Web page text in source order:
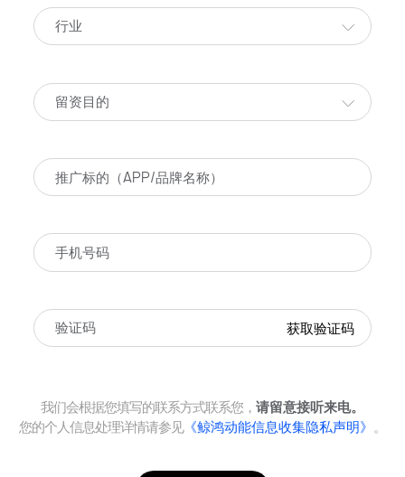
行业
留资目的
获取验证码
我们会根据您填写的联系方式联系您， 请留意接听来电。
您的个人信息处理详情请参见《鲸鸿动能信息收集隐私声明》 。